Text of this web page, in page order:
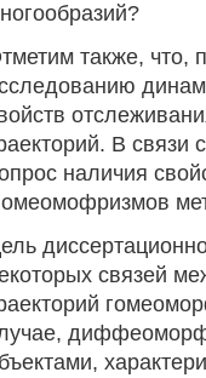
также, что,
В связи
наличия
связей